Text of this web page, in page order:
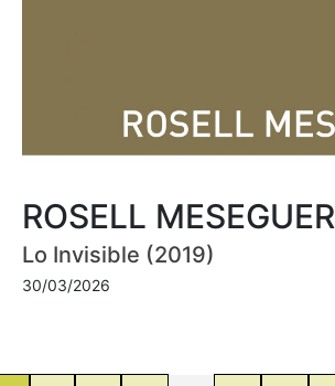
ROSELL MESEGUER
Lo Invisible (2019)
30/03/2026